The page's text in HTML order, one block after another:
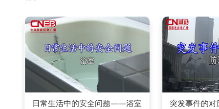
日常生活中的安全问题——浴室
突发事件的